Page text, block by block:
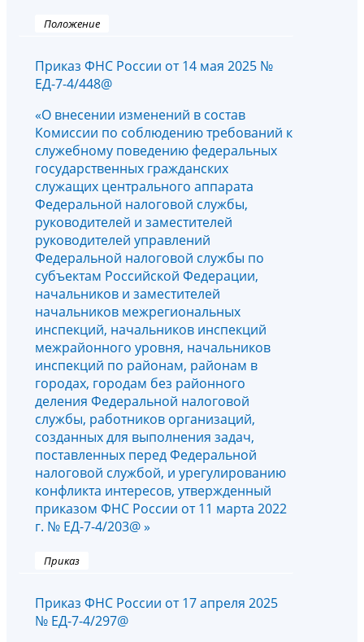
Положение
Приказ ФНС России от 14 мая 2025 №
ЕД-7-4/448@
«О внесении изменений в состав
Комиссии по соблюдению требований к
служебному поведению федеральных
государственных гражданских
служащих центрального аппарата
Федеральной налоговой службы,
руководителей и заместителей
руководителей управлений
Федеральной налоговой службы по
субъектам Российской Федерации,
начальников и заместителей
начальников межрегиональных
инспекций, начальников инспекций
межрайонного уровня, начальников
инспекций по районам, районам в
городах, городам без районного
деления Федеральной налоговой
службы, работников организаций,
созданных для выполнения задач,
поставленных перед Федеральной
налоговой службой, и урегулированию
конфликта интересов, утвержденный
приказом ФНС России от 11 марта 2022
г. № ЕД-7-4/203@ »
Приказ
Приказ ФНС России от 17 апреля 2025
№ ЕД-7-4/297@